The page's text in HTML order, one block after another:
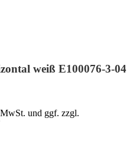
weiß E100076-3-04
und ggf. zzgl.